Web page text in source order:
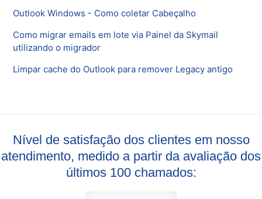
Outlook Windows - Como coletar Cabeçalho
Como migrar emails em lote via Painel da Skymail
utilizando o migrador
Limpar cache do Outlook para remover Legacy antigo
Nível de satisfação dos clientes em nosso
atendimento, medido a partir da avaliação dos
últimos 100 chamados: